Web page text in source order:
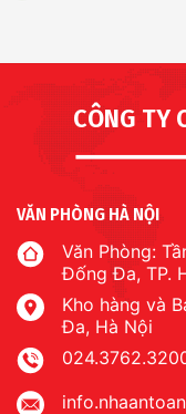
CÔNG TY
VĂN PHÒNG HÀ NỘI
Văn Phòng:
Đống Đa, TP.
Kho hàng và
Đa, Hà Nội